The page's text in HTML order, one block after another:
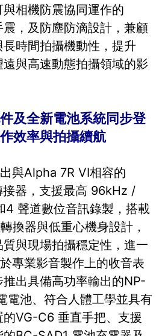
相機防震協同運作的
，及防塵防滴設計，兼顧
時間拍攝機動性，提升
與高速動態拍攝領域的影
及全新電池系統同步登
效率與拍攝續航
Alpha 7R VI相容的
器，支援最高 96kHz /
聲道數位音訊錄製，搭載
換器與低重心機身設計，
與現場拍攝穩定性，進一
專業影音製作上的收音表
出具備高功率輸出的NP-
電池、符合人體工學並具有
VG-C6 垂直手把、支援